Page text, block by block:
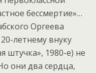
бессмертие»…
Оргеева
летнему внуку
штучка», 1980-е) не
они два сердца,